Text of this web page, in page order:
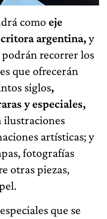
como eje
argentina,y
recorrer los
que ofrecerán
siglos,
y especiales,
ilustraciones
artísticas; y
fotografías
otras piezas,
que se